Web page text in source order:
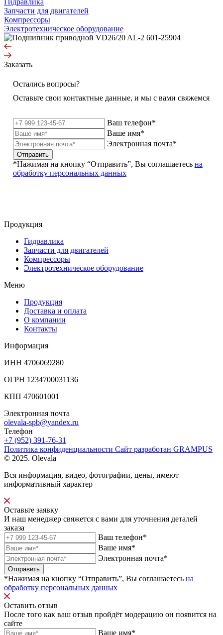
Запчасти для двигателей
Компрессоры
Электротехническое оборудование
Заказать
Остались вопросы?
Оставьте свои контактные данные, и мы с вами свяжемся
Ваш телефон*
Ваше имя*
Электронная почта*
Отправить
*Нажимая на кнопку “Отправить”, Вы соглашаетесь на
обработку персональных данных
Продукция
Гидравлика
Запчасти для двигателей
Компрессоры
Электротехническое оборудование
Меню
Продукция
Доставка и оплата
О компании
Контакты
Информация
ИНН 4706069280
ОГРН 1234700031136
КПП 470601001
Электронная почта
olevala-spb@yandex.ru
Телефон
+7 (952) 391-76-31
Политика конфиденциальности Сайт разработан GRAMPUS
© 2025. Olevala
Вся информация, видео, фотографии, цены, имеют
информативный характер
Оставьте заявку
И наш менеджер свяжется с вами для уточнения деталей
заказа
Ваш телефон*
Ваше имя*
Электронная почта*
Отправить
*Нажимая на кнопку “Отправить”, Вы соглашаетесь на
обработку персональных данных
Оставить отзыв
После того как ваш отзыв пройдёт модерацию он появится на
сайте
Ваше имя*